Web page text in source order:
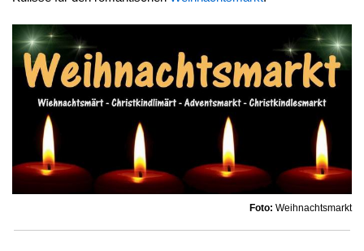
Foto: Weihnachtsmarkt